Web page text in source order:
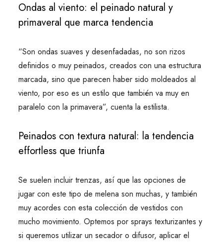
Ondas al viento: el peinado natural y
primaveral que marca tendencia
“Son ondas suaves y desenfadadas, no son rizos
definidos o muy peinados, creados con una estructura
marcada, sino que parecen haber sido moldeados al
viento, por eso es un estilo que también va muy en
paralelo con la primavera”, cuenta la estilista.
Peinados con textura natural: la tendencia
effortless que triunfa
Se suelen incluir trenzas, así que las opciones de
jugar con este tipo de melena son muchas, y también
muy acordes con esta colección de vestidos con
mucho movimiento. Optemos por sprays texturizantes y
si queremos utilizar un secador o difusor, aplicar el